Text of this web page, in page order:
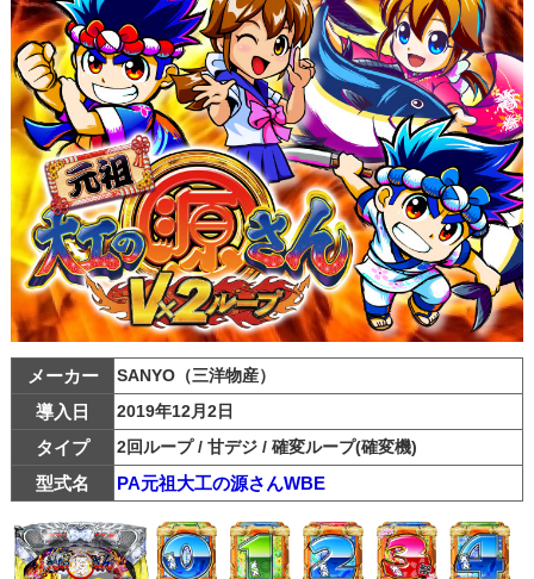
メーカー SANYO（三洋物産）
導入日 2019年12月2日
タイプ 2回ループ / 甘デジ / 確変ループ(確変機)
型式名 PA元祖大工の源さんWBE